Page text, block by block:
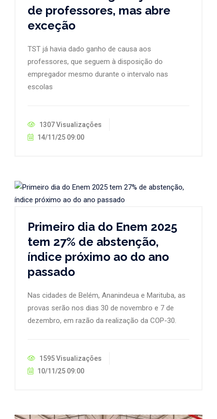
de professores, mas abre
exceção
TST já havia dado ganho de causa aos
professores, que seguem à disposição do
empregador mesmo durante o intervalo nas
escolas
1307 Visualizações
14/11/25 09:00
Primeiro dia do Enem 2025
tem 27% de abstenção,
índice próximo ao do ano
passado
Nas cidades de Belém, Ananindeua e Marituba, as
provas serão nos dias 30 de novembro e 7 de
dezembro, em razão da realização da COP-30.
1595 Visualizações
10/11/25 09:00